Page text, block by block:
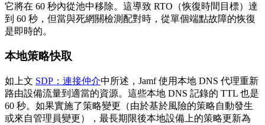
它將在 60 秒內從池中移除。這導致 RTO（恢復時間目標）達
到 60 秒，但當與死網關檢測配對時，從單個端點故障的恢復
是即時的。
本地策略快取
如上文 SDP：連接仲介中所述，Jamf 使用本地 DNS 代理重新
路由設備流量到適當的資源。這些本地 DNS 記錄的 TTL 也是
60 秒。如果實施了策略變更（由於基於風險的策略自動發生
或來自管理員變更），最長期限後本地設備上的策略更新為